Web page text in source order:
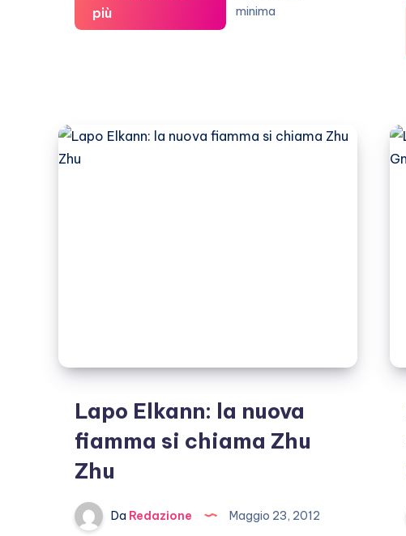
piùLapo
Elkann
minima
Lapo Elkann: la nuova
fiamma si chiama Zhu
Zhu
Da Redazione Maggio 23, 2012